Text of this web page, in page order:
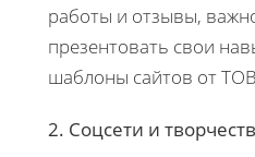
работы и отзывы,
презентовать свои
шаблоны сайтов от
2. Соцсети и